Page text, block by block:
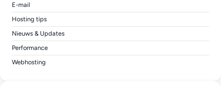
E-mail
Hosting tips
Nieuws & Updates
Performance
Webhosting